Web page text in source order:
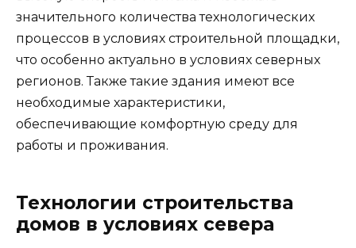
значительного количества технологических
процессов в условиях строительной площадки,
что особенно актуально в условиях северных
регионов. Также такие здания имеют все
необходимые характеристики,
обеспечивающие комфортную среду для
работы и проживания.
Технологии строительства
домов в условиях севера